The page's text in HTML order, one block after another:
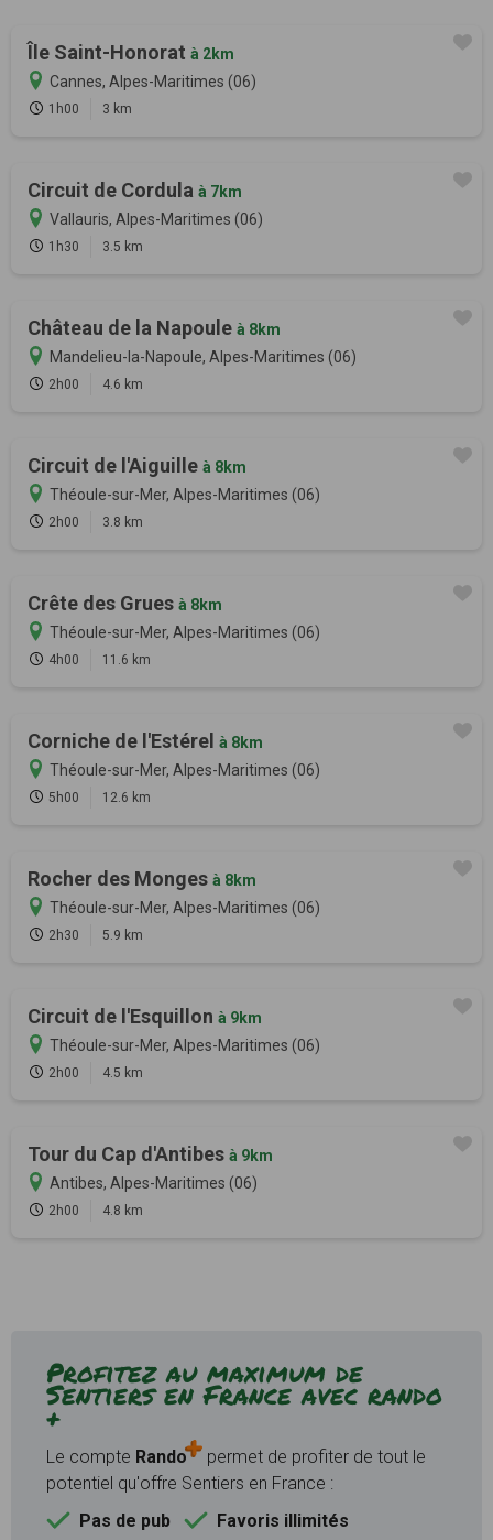
Île Saint-Honorat à 2km
Cannes, Alpes-Maritimes (06)
1h00 3 km
Circuit de Cordula à 7km
Vallauris, Alpes-Maritimes (06)
1h30 3.5 km
Château de la Napoule à 8km
Mandelieu-la-Napoule, Alpes-Maritimes (06)
2h00 4.6 km
Circuit de l'Aiguille à 8km
Théoule-sur-Mer, Alpes-Maritimes (06)
2h00 3.8 km
Crête des Grues à 8km
Théoule-sur-Mer, Alpes-Maritimes (06)
4h00 11.6 km
Corniche de l'Estérel à 8km
Théoule-sur-Mer, Alpes-Maritimes (06)
5h00 12.6 km
Rocher des Monges à 8km
Théoule-sur-Mer, Alpes-Maritimes (06)
2h30 5.9 km
Circuit de l'Esquillon à 9km
Théoule-sur-Mer, Alpes-Maritimes (06)
2h00 4.5 km
Tour du Cap d'Antibes à 9km
Antibes, Alpes-Maritimes (06)
2h00 4.8 km
Profitez au maximum de
Sentiers en France avec rando
+
Le compte Rando
permet de profiter de tout le
potentiel qu'offre Sentiers en France :
Pas de pub
Favoris illimités